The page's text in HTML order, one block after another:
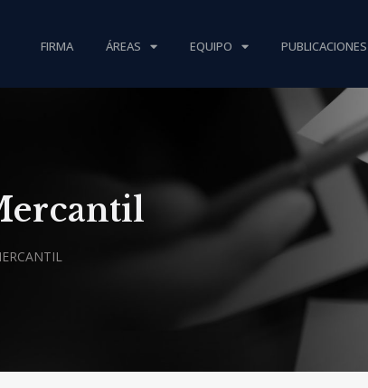
FIRMA ÁREAS EQUIPO PUBLICACIONES